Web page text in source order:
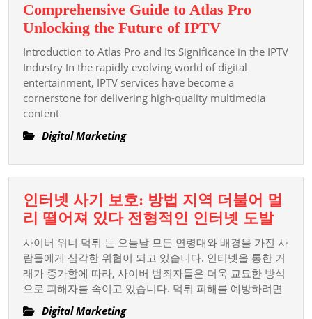
Comprehensive Guide to Atlas Pro
Unlocking the Future of IPTV
Guide
to
Atlas
Pro
of
IPTV
Introduction to Atlas Pro and Its Significance in the IPTV
Industry In the rapidly evolving world of digital
entertainment, IPTV services have become a
cornerstone for delivering high-quality multimedia
content
Digital Marketing
인터넷 사기 보호: 방법 지역 더불어 멀
리 떨어져 있다 전형적인 인터넷 도발인
터
넷
사
기
사이버 위너 먹튀 는 오늘날 모든 연령대와 배경을 가진 사
람들에게 심각한 위협이 되고 있습니다. 인터넷을 통한 거
래가 증가함에 따라, 사이버 범죄자들은 더욱 교묘한 방식
으로 피해자를 속이고 있습니다. 먹튀 피해를 예방하려면
Digital Marketing